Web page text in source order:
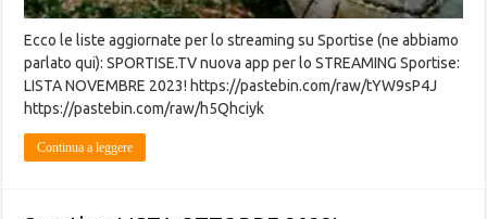
Ecco le liste aggiornate per lo streaming su Sportise (ne abbiamo
parlato qui): SPORTISE.TV nuova app per lo STREAMING Sportise:
LISTA NOVEMBRE 2023! https://pastebin.com/raw/tYW9sP4J
https://pastebin.com/raw/h5Qhciyk
Continua a leggere